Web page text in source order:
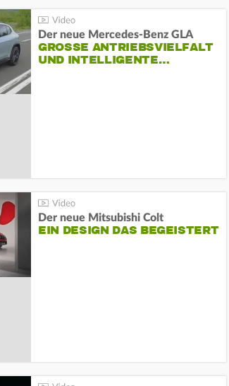
Der neue Mercedes-Benz GLA
GROSSE ANTRIEBSVIELFALT U
ND INTELLIGENTE…
Der neue Mitsubishi Colt
EIN DESIGN DAS BEGEISTERT